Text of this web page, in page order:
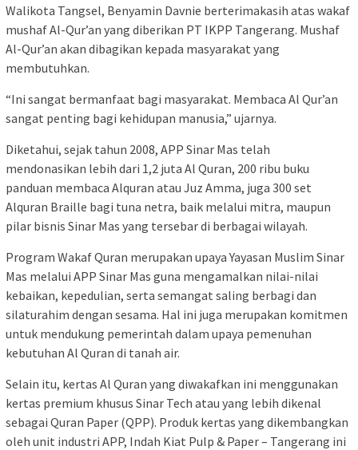
Walikota Tangsel, Benyamin Davnie berterimakasih atas wakaf
mushaf Al-Qur’an yang diberikan PT IKPP Tangerang. Mushaf
Al-Qur’an akan dibagikan kepada masyarakat yang
membutuhkan.
“Ini sangat bermanfaat bagi masyarakat. Membaca Al Qur’an
sangat penting bagi kehidupan manusia,” ujarnya.
Diketahui, sejak tahun 2008, APP Sinar Mas telah
mendonasikan lebih dari 1,2 juta Al Quran, 200 ribu buku
panduan membaca Alquran atau Juz Amma, juga 300 set
Alquran Braille bagi tuna netra, baik melalui mitra, maupun
pilar bisnis Sinar Mas yang tersebar di berbagai wilayah.
Program Wakaf Quran merupakan upaya Yayasan Muslim Sinar
Mas melalui APP Sinar Mas guna mengamalkan nilai-nilai
kebaikan, kepedulian, serta semangat saling berbagi dan
silaturahim dengan sesama. Hal ini juga merupakan komitmen
untuk mendukung pemerintah dalam upaya pemenuhan
kebutuhan Al Quran di tanah air.
Selain itu, kertas Al Quran yang diwakafkan ini menggunakan
kertas premium khusus Sinar Tech atau yang lebih dikenal
sebagai Quran Paper (QPP). Produk kertas yang dikembangkan
oleh unit industri APP, Indah Kiat Pulp & Paper – Tangerang ini